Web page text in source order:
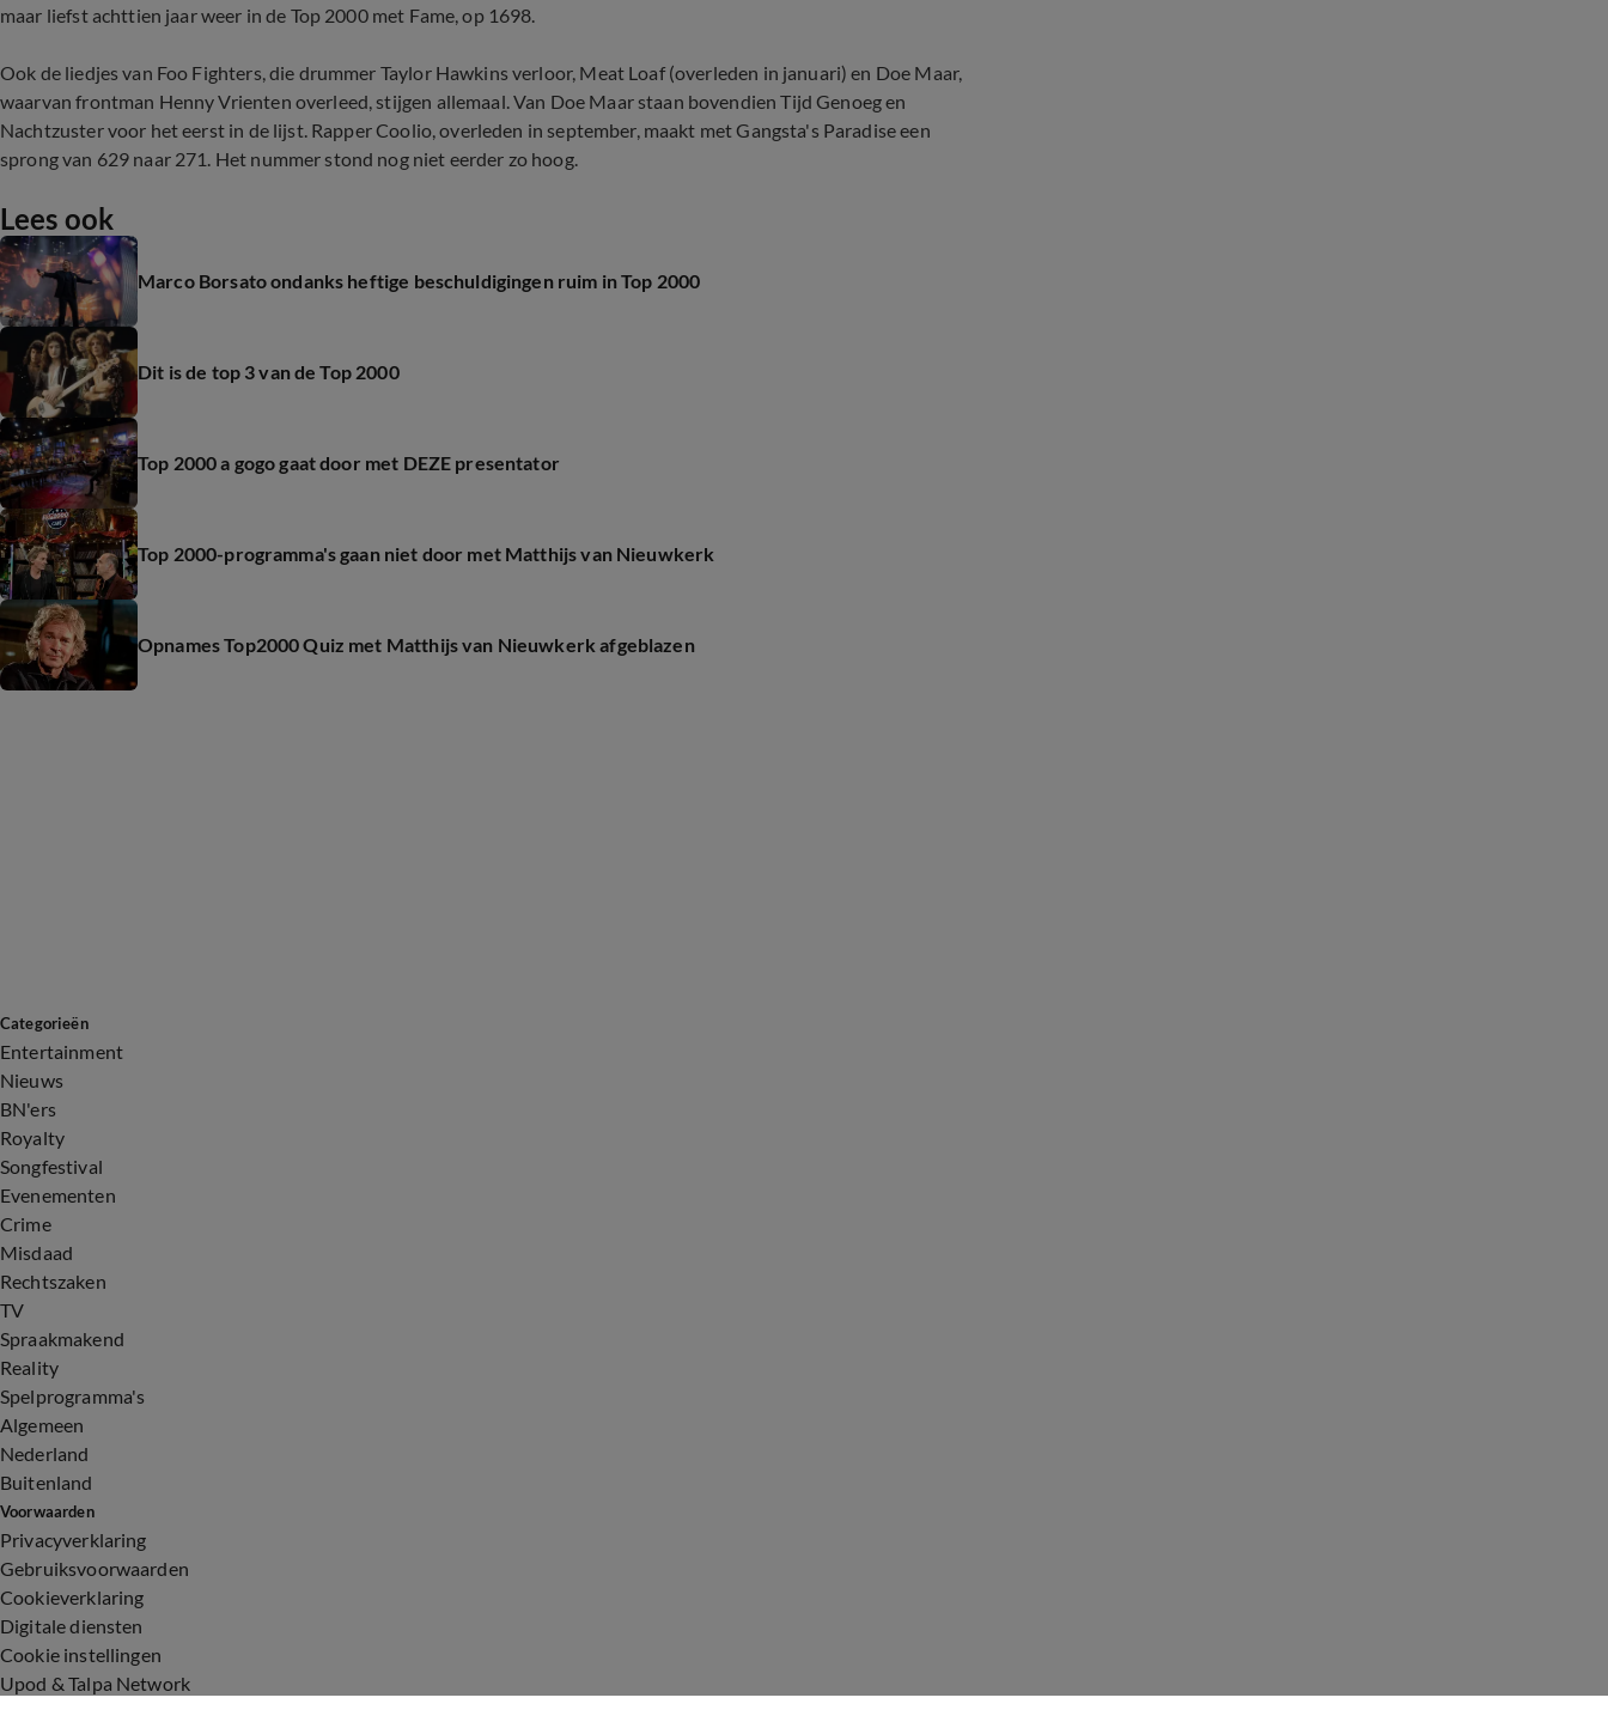
maar liefst achttien jaar weer in de Top 2000 met Fame, op 1698.
Ook de liedjes van Foo Fighters, die drummer Taylor Hawkins verloor, Meat Loaf (overleden in januari) en Doe Maar,
waarvan frontman Henny Vrienten overleed, stijgen allemaal. Van Doe Maar staan bovendien Tijd Genoeg en
Nachtzuster voor het eerst in de lijst. Rapper Coolio, overleden in september, maakt met Gangsta's Paradise een
sprong van 629 naar 271. Het nummer stond nog niet eerder zo hoog.
Lees ook
Marco Borsato ondanks heftige beschuldigingen ruim in Top 2000
Dit is de top 3 van de Top 2000
Top 2000 a gogo gaat door met DEZE presentator
Top 2000-programma's gaan niet door met Matthijs van Nieuwkerk
Opnames Top2000 Quiz met Matthijs van Nieuwkerk afgeblazen
Categorieën
Entertainment
Nieuws
BN'ers
Royalty
Songfestival
Evenementen
Crime
Misdaad
Rechtszaken
TV
Spraakmakend
Reality
Spelprogramma's
Algemeen
Nederland
Buitenland
Voorwaarden
Privacyverklaring
Gebruiksvoorwaarden
Cookieverklaring
Digitale diensten
Cookie instellingen
Upod & Talpa Network